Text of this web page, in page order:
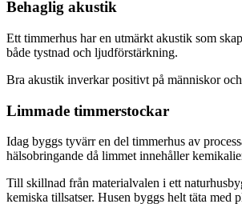
Behaglig akustik
Ett timmerhus har en utmärkt akustik som
både tystnad och ljudförstärkning.
Bra akustik inverkar positivt på människor
Limmade timmerstockar
Idag byggs tyvärr en del timmerhus av
hälsobringande då limmet innehåller
Till skillnad från materialvalen i ett
kemiska tillsatser. Husen byggs helt täta med